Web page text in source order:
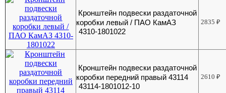
Кронштейн подвески раздаточной
коробки левый / ПАО КамАЗ
4310-1801022
2835₽
Кронштейн подвески раздаточной
коробки передний правый 43114
43114-1801012-10
2610₽